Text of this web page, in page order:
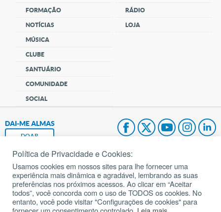
FORMAÇÃO
NOTÍCIAS
MÚSICA
CLUBE
SANTUÁRIO
COMUNIDADE
SOCIAL
RÁDIO
LOJA
DAI-ME ALMAS
DOAR
Fundação João Paulo II
Pedido de Oração
Mapa do site
Política de Privacidade e Cookies:
Usamos cookies em nossos sites para lhe fornecer uma
experiência mais dinâmica e agradável, lembrando as suas
preferências nos próximos acessos. Ao clicar em “Aceitar
todos”, você concorda com o uso de TODOS os cookies. No
entanto, você pode visitar "Configurações de cookies" para